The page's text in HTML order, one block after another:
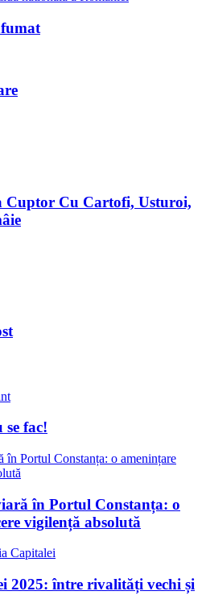
Cuptor Cu Cartofi, Usturoi,
se fac!
în Portul Constanța: o
vigilență absolută
2025: între rivalități vechi și